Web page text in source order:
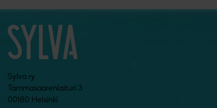
Sylva ry
Tammasaarenlaituri 3
00180 Helsinki